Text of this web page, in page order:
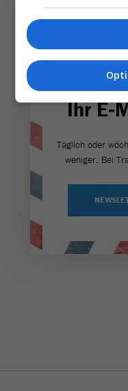
Die
besten
Ihr
Täglich oder
weniger. Bei